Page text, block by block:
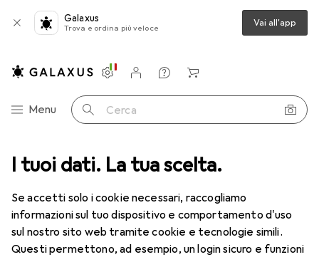
I tuoi dati. La tua scelta.
Se accetti solo i cookie necessari, raccogliamo
informazioni sul tuo dispositivo e comportamento d'uso
sul nostro sito web tramite cookie e tecnologie simili.
Questi permettono, ad esempio, un login sicuro e funzioni
Galaxus
Trova e ordina più veloce Vai all'app
Categoria Navigazione
Menu Cerca
Impostazioni
Conto cliente
Liste di confronto
Liste dei desideri
Carrello
Elettronica Robotica + Elettrotecnica
Attrezzi elettronica
ScopriForum